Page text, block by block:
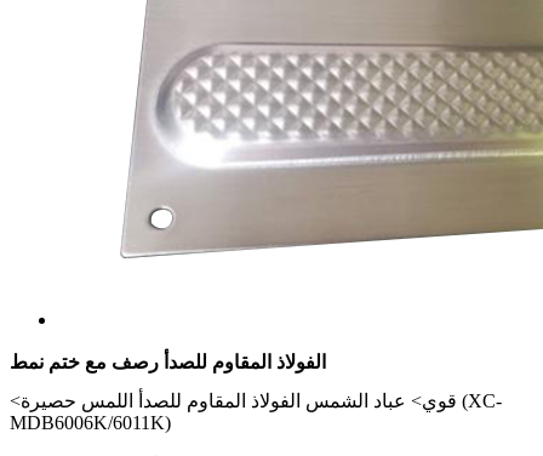
الفولاذ المقاوم للصدأ رصف مع ختم نمط
<قوي> عباد الشمس الفولاذ المقاوم للصدأ اللمس حصيرة (XC-
MDB6006K/6011K)